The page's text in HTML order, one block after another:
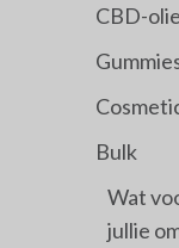
CBD-olie
Bulk
Wat
jullie